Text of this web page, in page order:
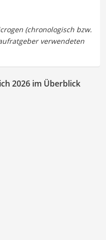
2026 im Überblick